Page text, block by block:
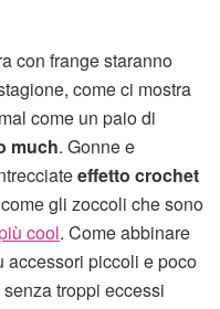
con frange staranno
come ci mostra
come un paio di
much. Gonne e
effetto crochet
gli zoccoli che sono
cool. Come abbinare
accessori piccoli e poco
troppi eccessi